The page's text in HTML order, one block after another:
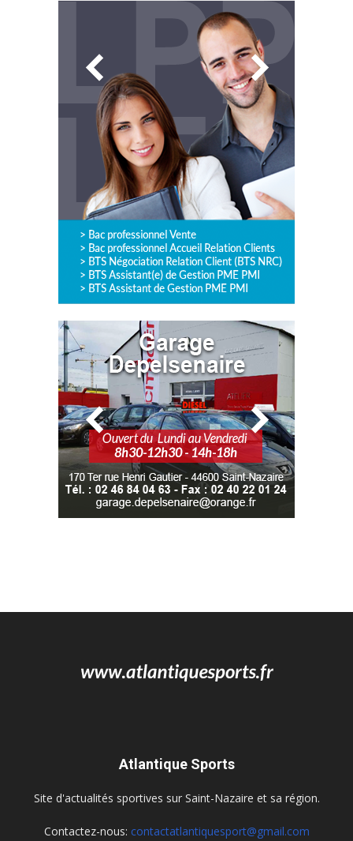
Atlantique Sports
Site d'actualités sportives sur Saint-Nazaire et sa région.
Contactez-nous: contactatlantiquesport@gmail.com